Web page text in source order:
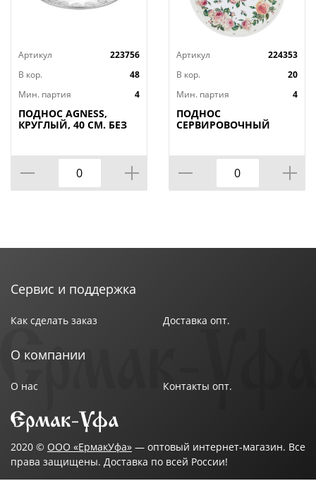
Артикул
223756
В кор.
48
Мин. партия
4
ПОДНОС AGNESS,
КРУГЛЫЙ, 40 СМ. БЕЗ
Артикул
224353
В кор.
20
Мин. партия
4
ПОДНОС
СЕРВИРОВОЧНЫЙ
Сервис и поддержка
Как сделать заказ Доставка опт.
О компании
О нас Контакты опт.
2020 © ООО «ЕрмакУфа» — оптовый интернет-магазин. Все
права защищены. Доставка по всей России!